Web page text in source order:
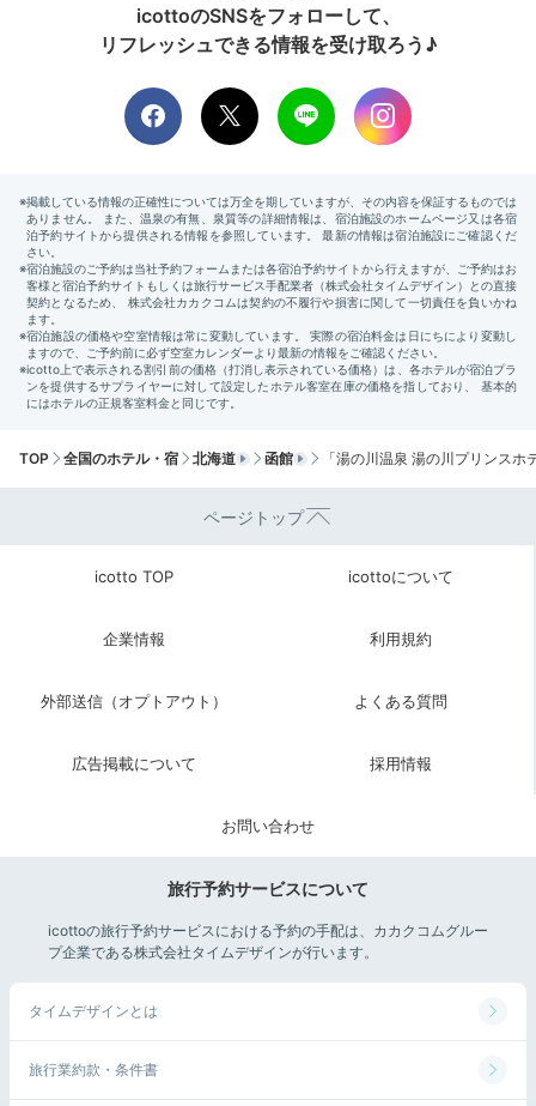
充実の朝食ビュッフェ
朝食ビュッフェ一例① 朝
身支度を整えたら、レストラン「渚」へ。朝食ビュッフ
ェも品数豊富で、ホテルこだわりの海鮮丼など、朝から
チンで焼き上げるデニッシュも魅力的ですよ。
maromaro_mogumogu
朝食もビュッフェで、和洋のメニューがたくさん。函館
11:00
お土産を選んで
チェックアウト
icottoのSNSをフォローして、
リフレッシュできる情報を受け取ろう♪
TOP 全国のホテル・宿 北海道 函館 「湯の川温泉 湯の川プリンスホ
ページトップ
icotto TOP icottoについて
企業情報 利用規約
外部送信（オプトアウト） よくある質問
広告掲載について 採用情報
お問い合わせ
旅行予約サービスについて
icottoの旅行予約サービスにおける予約の手配は、カカクコムグルー
プ企業である株式会社タイムデザインが行います。
タイムデザインとは
旅行業約款・条件書